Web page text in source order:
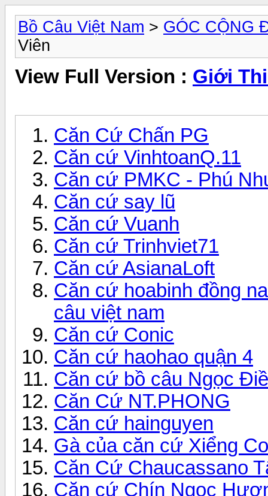
Bồ Câu Việt Nam > GÓC CỘNG
Viên
View Full Version : Giới
Căn Cứ Chấn PG
Căn cứ VinhtoanQ.11
Căn cứ PMKC - Phú
Căn cứ say lũ
Căn cứ Vuanh
Căn cứ Trinhviet71
Căn cứ AsianaLoft
Căn cứ hoabinh đồng
câu việt nam
Căn cứ Conic
Căn cứ haohao quận 4
Căn cứ bồ câu Ngọc
Căn Cứ NT.PHONG
Căn cứ hainguyen
Gà của căn cứ Xiểng
Căn Cứ Chaucassano
Căn cứ Chín Ngọc